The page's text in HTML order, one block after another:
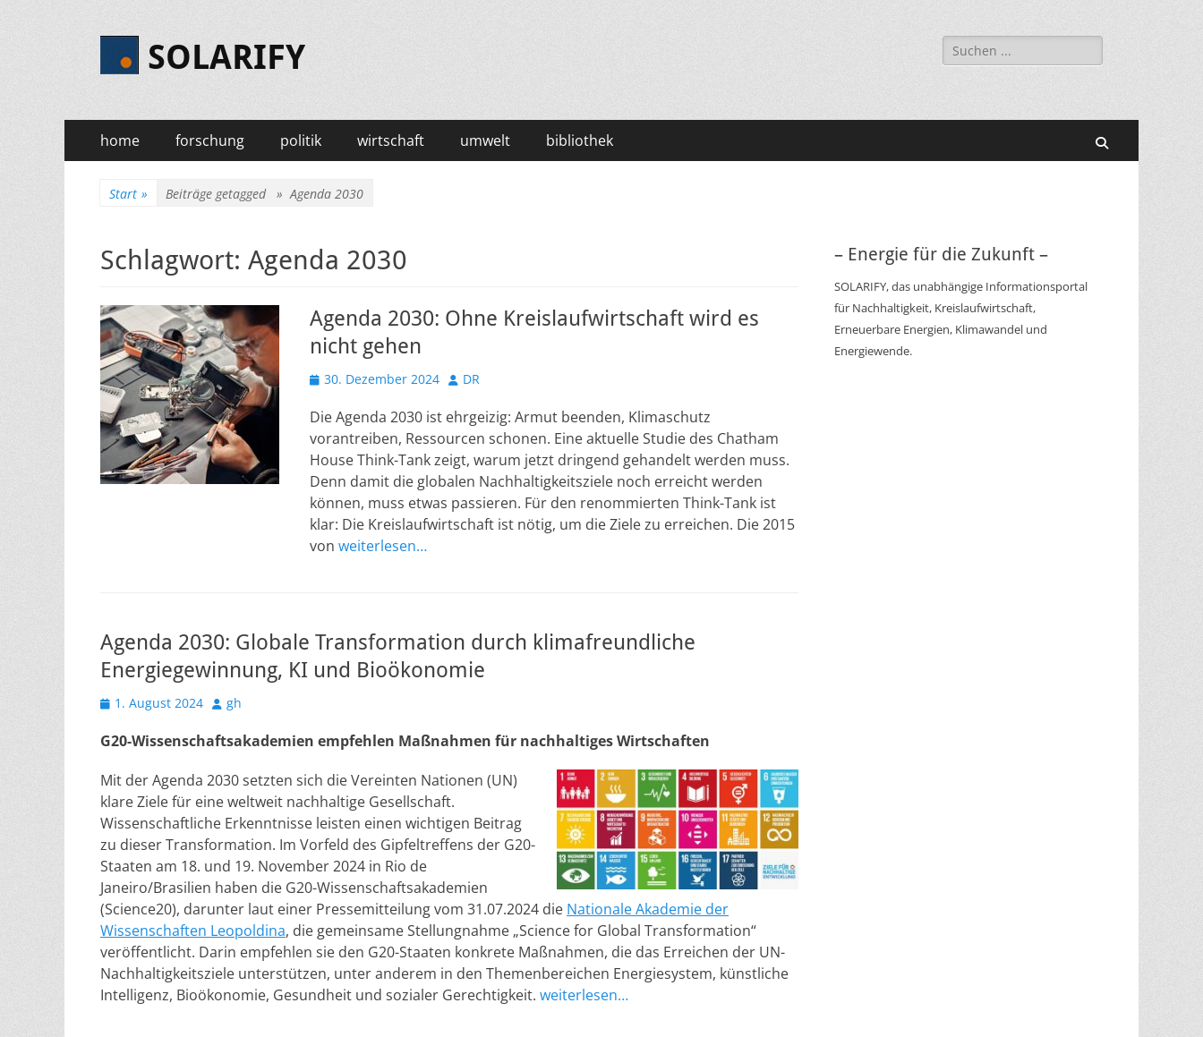
SOLARIFY
Suchen
nach:
Primäres
Menü
Zum
Inhalt
home forschung politik wirtschaft umwelt bibliothek
Start » Beiträge getagged »Agenda 2030
Schlagwort: Agenda 2030
Agenda 2030: Ohne Kreislaufwirtschaft wird es
nicht gehen
Veröffentlicht
30. Dezember 2024 Autor
DR
Die Agenda 2030 ist ehrgeizig: Armut beenden, Klimaschutz
vorantreiben, Ressourcen schonen. Eine aktuelle Studie des Chatham
House Think-Tank zeigt, warum jetzt dringend gehandelt werden muss.
Denn damit die globalen Nachhaltigkeitsziele noch erreicht werden
können, muss etwas passieren. Für den renommierten Think-Tank ist
klar: Die Kreislaufwirtschaft ist nötig, um die Ziele zu erreichen. Die 2015
von weiterlesen…
Agenda 2030: Globale Transformation durch klimafreundliche
Energiegewinnung, KI und Bioökonomie
Veröffentlicht
1. August 2024 Autor
gh
G20-Wissenschaftsakademien empfehlen Maßnahmen für nachhaltiges Wirtschaften
Mit der Agenda 2030 setzten sich die Vereinten Nationen (UN)
klare Ziele für eine weltweit nachhaltige Gesellschaft.
Wissenschaftliche Erkenntnisse leisten einen wichtigen Beitrag
zu dieser Transformation. Im Vorfeld des Gipfeltreffens der G20-
Staaten am 18. und 19. November 2024 in Rio de
Janeiro/Brasilien haben die G20-Wissenschaftsakademien
(Science20), darunter laut einer Pressemitteilung vom 31.07.2024 die Nationale Akademie der
Wissenschaften Leopoldina, die gemeinsame Stellungnahme „Science for Global Transformation“
veröffentlicht. Darin empfehlen sie den G20-Staaten konkrete Maßnahmen, die das Erreichen der UN-
Nachhaltigkeitsziele unterstützen, unter anderem in den Themenbereichen Energiesystem, künstliche
Intelligenz, Bioökonomie, Gesundheit und sozialer Gerechtigkeit. weiterlesen…
– Energie für die Zukunft –
SOLARIFY, das unabhängige Informationsportal
für Nachhaltigkeit, Kreislaufwirtschaft,
Erneuerbare Energien, Klimawandel und
Energiewende.